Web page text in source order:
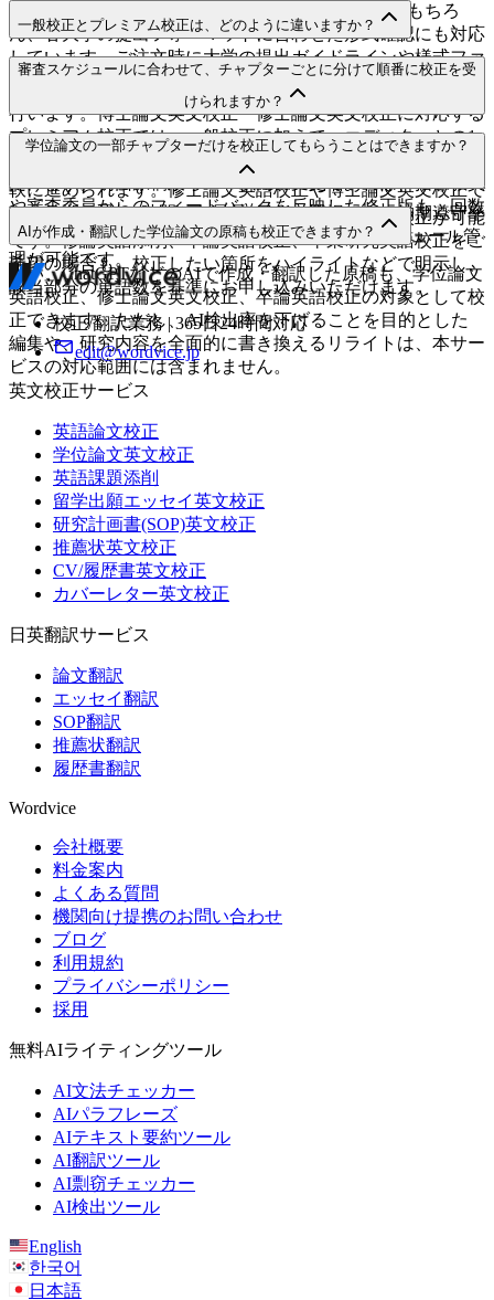
はい。APA・Chicago・MLAなどの主要スタイルはもちろ
ん、各大学の提出フォーマットに合わせた形式確認にも対応
しています。ご注文時に大学の提出ガイドラインや様式ファ
イルを添付していただくことで、より正確な学位論文英文校
正をご利用いただけます。
一般校正とプレミアム校正は、どのように違いますか？
一般校正では、文法・句読法・語彙表現・学術的な文体の修
正と、大学の提出規定に基づく基本的なフォーマット確認を
行います。博士論文英文校正・修士論文英文校正に対応する
プレミアム校正では、一般校正に加えて、エディターとの1
対1メッセージサポートと365日間の無料再校正をご利用いた
だけます。初回原稿から20％以内の変更であれば、指導教員
や審査委員からのフィードバックを反映した修正版も、回数
無制限で無料再校正が可能です。
審査スケジュールに合わせて、チャプターごとに分けて順番に校正を受
けられますか？
はい、学位論文英語校正サービスでは、チャプター単位の順
次納品に対応しているため、審査スケジュールに合わせて柔
軟に進められます。修士論文英語校正や博士論文英文校正で
も、納期は最短9時間から最長7日まで選択でき、納期遵守率
99.8％により、提出期限に合わせた安定したスケジュール管
理が可能です。
学位論文の一部チャプターだけを校正してもらうことはできますか？
はい、チャプター単位または指定箇所のみの分割校正が可能
です。修論英語添削、卒論英語校正、卒業研究英語校正をご
希望の場合も、校正したい箇所をハイライトなどで明示し、
該当部分の単語数を基準にお申し込みいただけます。
AIが作成・翻訳した学位論文の原稿も校正できますか？
はい、ChatGPTなどのAIで作成・翻訳した原稿も、学位論文
英語校正、修士論文英文校正、卒論英語校正の対象として校
正できます。ただし、AI検出率を下げることを目的とした
編集や、研究内容を全面的に書き換えるリライトは、本サー
ビスの対応範囲には含まれません。
校正/翻訳業務 | 365日24時間対応
edit@wordvice.jp
英文校正サービス
英語論文校正
学位論文英文校正
英語課題添削
留学出願エッセイ英文校正
研究計画書(SOP)英文校正
推薦状英文校正
CV/履歴書英文校正
カバーレター英文校正
日英翻訳サービス
論文翻訳
エッセイ翻訳
SOP翻訳
推薦状翻訳
履歴書翻訳
Wordvice
会社概要
料金案内
よくある質問
機関向け提携のお問い合わせ
ブログ
利用規約
プライバシーポリシー
採用
無料AIライティングツール
AI文法チェッカー
AIパラフレーズ
AIテキスト要約ツール
AI翻訳ツール
AI剽窃チェッカー
AI検出ツール
English
한국어
日本語